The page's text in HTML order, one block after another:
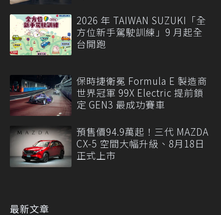
2026 年 TAIWAN SUZUKI「全
方位新手駕駛訓練」9 月起全
台開跑
保時捷衛冕 Formula E 製造商
世界冠軍 99X Electric 提前鎖
定 GEN3 最成功賽車
預售價94.9萬起！三代 MAZDA
CX-5 空間大幅升級、8月18日
正式上市
最新文章